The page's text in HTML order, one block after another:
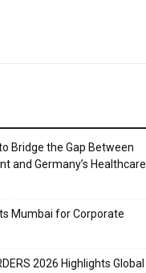
Bridge the Gap Between
and Germany’s Healthcare
Mumbai for Corporate
2026 Highlights Global